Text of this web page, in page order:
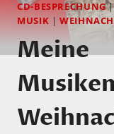
CD-BESPRECHUNG
MUSIK |
Meine